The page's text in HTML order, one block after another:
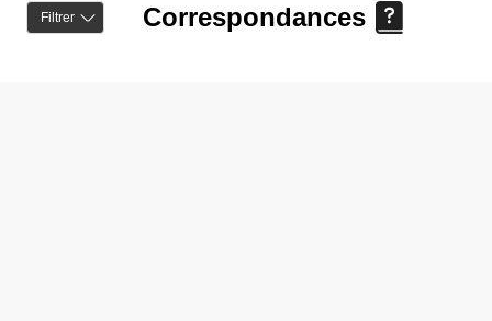
Filtrer Correspondances